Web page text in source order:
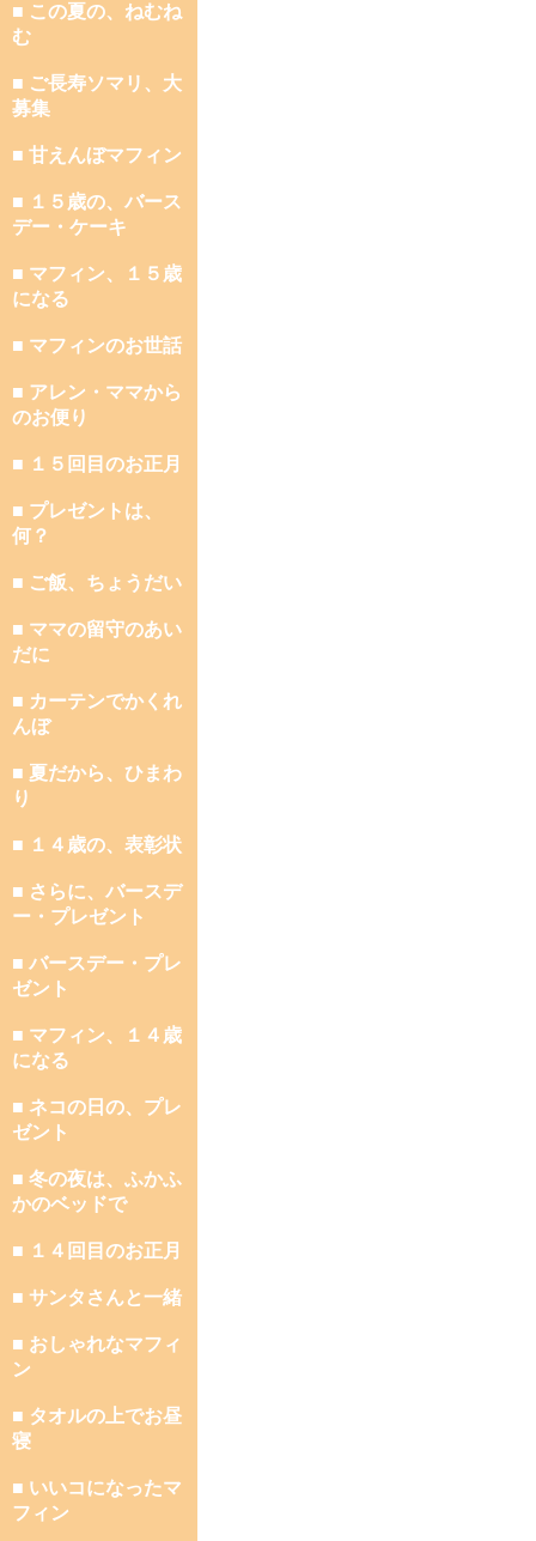
■ この夏の、ねむね
む
■ ご長寿ソマリ、大
募集
■ 甘えんぼマフィン
■ １５歳の、バース
デー・ケーキ
■ マフィン、１５歳
になる
■ マフィンのお世話
■ アレン・ママから
のお便り
■ １５回目のお正月
■ プレゼントは、
何？
■ ご飯、ちょうだい
■ ママの留守のあい
だに
■ カーテンでかくれ
んぼ
■ 夏だから、ひまわ
り
■ １４歳の、表彰状
■ さらに、バースデ
ー・プレゼント
■ バースデー・プレ
ゼント
■ マフィン、１４歳
になる
■ ネコの日の、プレ
ゼント
■ 冬の夜は、ふかふ
かのベッドで
■ １４回目のお正月
■ サンタさんと一緒
■ おしゃれなマフィ
ン
■ タオルの上でお昼
寝
■ いいコになったマ
フィン